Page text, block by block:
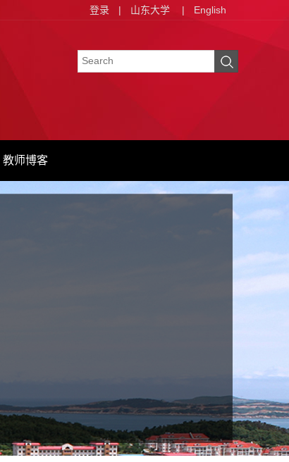
登录 | 山东大学 | English
教师博客